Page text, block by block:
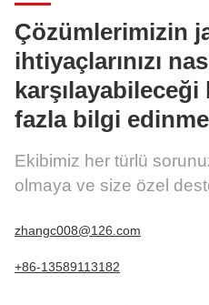
Çözümlerimizin
ihtiyaçlarınızı
karşılayabileceği
fazla bilgi
Ekibimiz her türlü
olmaya ve size özel
zhangc008@126.com
+86-13589113182